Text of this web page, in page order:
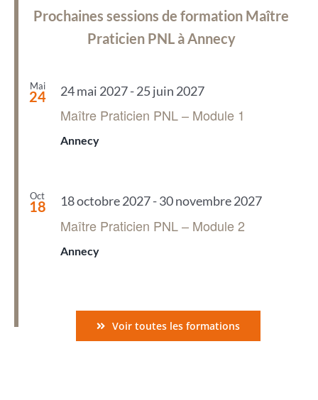
Prochaines sessions de formation Maître
Praticien PNL à Annecy
Mai
24 24 mai 2027-25 juin 2027
Maître Praticien PNL – Module 1
Annecy
Oct
18 18 octobre 2027-30 novembre 2027
Maître Praticien PNL – Module 2
Annecy
Voir toutes les formations